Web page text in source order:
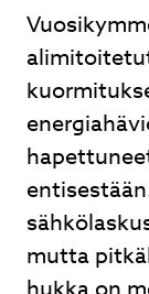
mutta